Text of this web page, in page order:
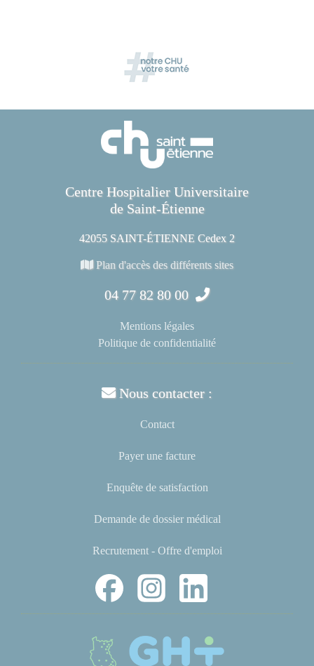
Centre Hospitalier Universitaire
de Saint-Étienne
42055 SAINT-ÉTIENNE Cedex 2
Plan d'accès des différents sites
04 77 82 80 00
Mentions légales
Politique de confidentialité
Nous contacter :
Contact
Payer une facture
Enquête de satisfaction
Demande de dossier médical
Recrutement - Offre d'emploi